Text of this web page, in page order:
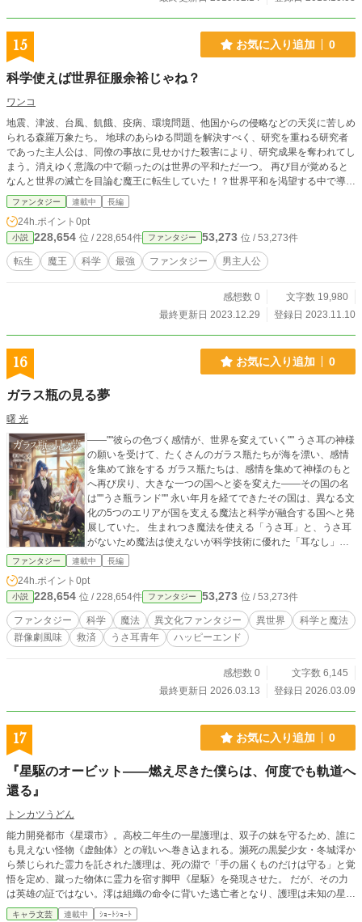
15 お気に入り追加 0
科学使えば世界征服余裕じゃね？
ワンコ
地震、津波、台風、飢餓、疫病、環境問題、他国からの侵略などの天災に苦しめ
られる森羅万象たち。 地球のあらゆる問題を解決すべく、研究を重ねる研究者
であった主人公は、同僚の事故に見せかけた殺害により、研究成果を奪われてし
まう。消えゆく意識の中で願ったのは世界の平和ただ一つ。 再び目が覚めると
なんと世界の滅亡を目論む魔王に転生していた！？世界平和を渇望する中で導か
れる本当の平和とは 現実世界とリンクした深みがあるストーリー
ファンタジー 連載中 長編
24h.ポイント 0pt
小説 228,654 位 / 228,654件 ファンタジー 53,273 位 / 53,273件
転生 魔王 科学 最強 ファンタジー 男主人公
感想数 0
文字数 19,980
最終更新日 2023.12.29
登録日 2023.11.10
16 お気に入り追加 0
ガラス瓶の見る夢
曙 光
――""彼らの色づく感情が、世界を変えていく"" うさ耳の神様
の願いを受けて、たくさんのガラス瓶たちが海を漂い、感情
を集めて旅をする ガラス瓶たちは、感情を集めて神様のもと
へ再び戻り、大きな一つの国へと姿を変えた――その国の名
は""うさ瓶ランド"" 永い年月を経てできたその国は、異なる文
化の5つのエリアが国を支える魔法と科学が融合する国へと発
展していた。 生まれつき魔法を使える「うさ耳」と、うさ耳
がないため魔法は使えないが科学技術に優れた「耳なし」が
共に平穏に共存していた。 十数年前の大戦を経て、穏やかな
る事態が国中へと広がっていき…… うさ耳の青年・アケとそ
の友人たちを中心に、互いの過去と今が交差し合い、国の存
亡をかけた物語が動き始める―― それは、うさ瓶ランドの住
人たちの群像劇を交えた、ある神を救う救済の物語
ファンタジー 連載中 長編
24h.ポイント 0pt
小説 228,654 位 / 228,654件 ファンタジー 53,273 位 / 53,273件
ファンタジー 科学 魔法 異文化ファンタジー 異世界
科学と魔法
群像劇風味
救済 うさ耳青年 ハッピーエンド
感想数 0
文字数 6,145
最終更新日 2026.03.13
登録日 2026.03.09
17 お気に入り追加 0
『星駆のオービット――燃え尽きた僕らは、何度でも軌道へ
還る』
トンカツうどん
能力開発都市《星環市》。高校二年生の一星護理は、双子の妹を守るため、誰に
も見えない怪物《虚蝕体》との戦いへ巻き込まれる。瀕死の黒髪少女・冬城澪か
ら禁じられた霊力を託された護理は、死の淵で「手の届くものだけは守る」と覚
悟を定め、蹴った物体に霊力を宿す脚甲《星駆》を発現させた。 だが、その力
は英雄の証ではない。澪は組織の命令に背いた逃亡者となり、護理は未知の星核
を宿す危険な実験対象として追われることになる。しかも、一星家へ転がり込ん
キャラ文芸 連載中 ｼｮｰﾄｼｮｰﾄ